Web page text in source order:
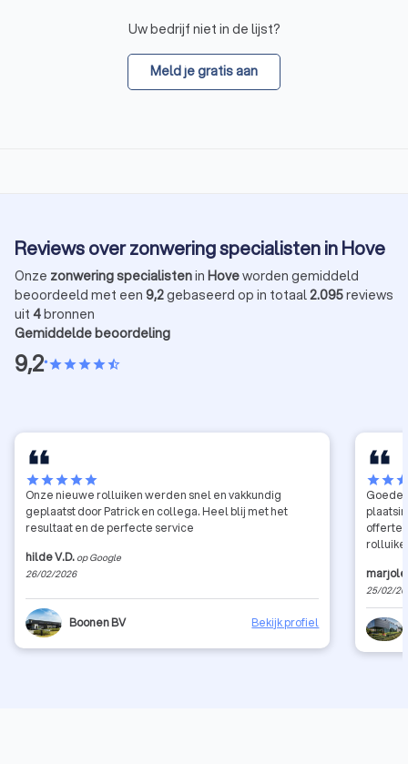
Uw bedrijf niet in de lijst?
Meld je gratis aan
Reviews over zonwering specialisten in Hove
Onze zonwering specialistenin Hoveworden gemiddeld
beoordeeld met een 9,2gebaseerd op in totaal2.095reviews
uit 4bronnen
Gemiddelde beoordeling
9,2•starstarstarstarstar_half
starstarstarstarstar
Onze nieuwe rolluiken werden snel en vakkundig
geplaatst door Patrick en collega. Heel blij met het
resultaat en de perfecte service
hilde V.D. op Google
26/02/2026
Boonen BV Bekijk profiel
starstar
Goede
offerte
25/02/